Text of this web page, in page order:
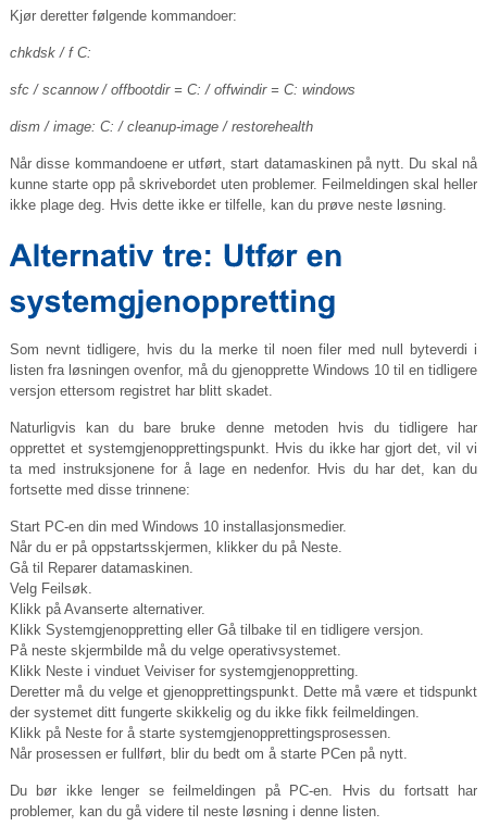
Kjør deretter følgende kommandoer:
chkdsk / f C:
sfc / scannow / offbootdir = C: / offwindir = C: windows
dism / image: C: / cleanup-image / restorehealth
Når disse kommandoene er utført, start datamaskinen på nytt. Du skal nå
kunne starte opp på skrivebordet uten problemer. Feilmeldingen skal heller
ikke plage deg. Hvis dette ikke er tilfelle, kan du prøve neste løsning.
Som nevnt tidligere, hvis du la merke til noen filer med null byteverdi i
listen fra løsningen ovenfor, må du gjenopprette Windows 10 til en tidligere
versjon ettersom registret har blitt skadet.
Naturligvis kan du bare bruke denne metoden hvis du tidligere har
opprettet et systemgjenopprettingspunkt. Hvis du ikke har gjort det, vil vi
ta med instruksjonene for å lage en nedenfor. Hvis du har det, kan du
fortsette med disse trinnene:
Start PC-en din med Windows 10 installasjonsmedier.
Når du er på oppstartsskjermen, klikker du på Neste.
Gå til Reparer datamaskinen.
Velg Feilsøk.
Klikk på Avanserte alternativer.
Klikk Systemgjenoppretting eller Gå tilbake til en tidligere versjon.
På neste skjermbilde må du velge operativsystemet.
Klikk Neste i vinduet Veiviser for systemgjenoppretting.
Deretter må du velge et gjenopprettingspunkt. Dette må være et tidspunkt
der systemet ditt fungerte skikkelig og du ikke fikk feilmeldingen.
Klikk på Neste for å starte systemgjenopprettingsprosessen.
Når prosessen er fullført, blir du bedt om å starte PCen på nytt.
Du bør ikke lenger se feilmeldingen på PC-en. Hvis du fortsatt har
problemer, kan du gå videre til neste løsning i denne listen.